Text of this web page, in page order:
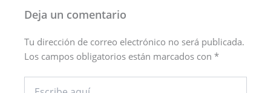
Deja un comentario
Tu dirección de correo electrónico no será publicada.
Los campos obligatorios están marcados con *